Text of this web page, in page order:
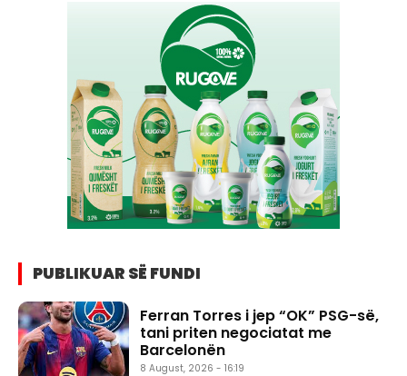
PUBLIKUAR SË FUNDI
Ferran Torres i jep “OK” PSG-së,
tani priten negociatat me
Barcelonën
8 August, 2026 - 16:19